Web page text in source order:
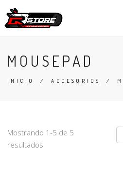
MOUSEPAD
INICIO /ACCESORIOS /
Mostrando 1-5 de 5
resultados